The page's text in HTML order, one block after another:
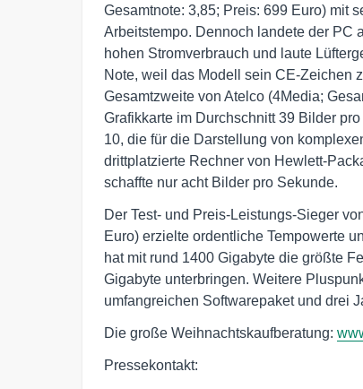
Gesamtnote: 3,85; Preis: 699 Euro) mit
Arbeitstempo. Dennoch landete der PC
hohen Stromverbrauch und laute
Note, weil das Modell sein CE-Zeichen
Gesamtzweite von Atelco (4Media;
Grafikkarte im Durchschnitt 39 Bilder
10, die für die Darstellung von
drittplatzierte Rechner von Hewlett-
schaffte nur acht Bilder pro Sekunde.
Der Test- und Preis-Leistungs-Sieger
Euro) erzielte ordentliche Tempowerte
hat mit rund 1400 Gigabyte die größte
Gigabyte unterbringen. Weitere
umfangreichen Softwarepaket und drei
Die große Weihnachtskaufberatung:
Pressekontakt: